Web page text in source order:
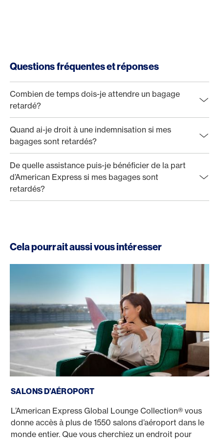
Questions fréquentes et réponses
Combien de temps dois-je attendre un bagage
retardé?
Quand ai-je droit à une indemnisation si mes
bagages sont retardés?
De quelle assistance puis-je bénéficier de la part
d’American Express si mes bagages sont
retardés?
Cela pourrait aussi vous intéresser
SALONS D’AÉROPORT
L’American Express Global Lounge Collection® vous
donne accès à plus de 1550 salons d’aéroport dans le
monde entier. Que vous cherchiez un endroit pour